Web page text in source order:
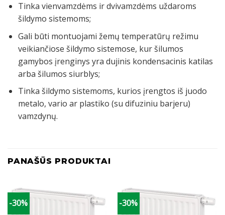
Tinka vienvamzdėms ir dvivamzdėms uždaroms
šildymo sistemoms;
Gali būti montuojami žemų temperatūrų režimu
veikiančiose šildymo sistemose, kur šilumos
gamybos įrenginys yra dujinis kondensacinis katilas
arba šilumos siurblys;
Tinka šildymo sistemoms, kurios įrengtos iš juodo
metalo, vario ar plastiko (su difuziniu barjeru)
vamzdynų.
PANAŠŪS PRODUKTAI
-30% -30%